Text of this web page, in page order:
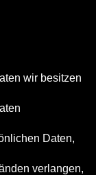
wir besitzen
Daten,
verlangen,